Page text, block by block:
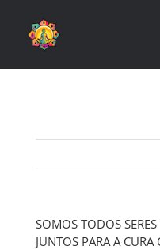
SOMOS TODOS
JUNTOS PARA A CURA